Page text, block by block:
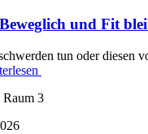
und Fit
tun oder diesen
3